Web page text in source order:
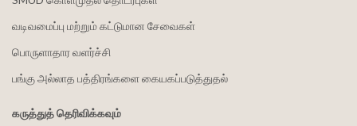
வடிவமைப்பு மற்றும் கட்டுமான சேவைகள்
பொருளாதார வளர்ச்சி
பங்கு அல்லாத பத்திரங்களை கையகப்படுத்துதல்
கருத்துத் தெரிவிக்கவும்